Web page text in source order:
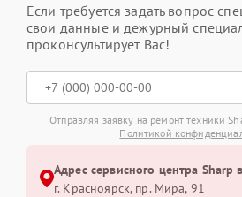
Если требуется задать вопрос
свои данные и дежурный
проконсультирует Вас!
Отправляя заявку на ремонт техники
Политикой
Адрес сервисного центра Sharp
г. Красноярск, ​пр. Мира, 91